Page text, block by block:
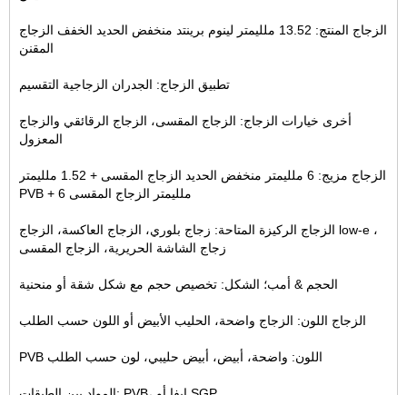
الزجاج المنتج: 13.52 ملليمتر لينوم برينتد منخفض الحديد الخفف الزجاج
المقنن
أخرى خيارات الزجاج: الزجاج المقسى، الزجاج الرقائقي والزجاج
الزجاج مزيج: 6 ملليمتر منخفض الحديد الزجاج المقسى + 1.52 ملليمتر
PVB + 6 ملليمتر الزجاج المقسى
الزجاج الركيزة المتاحة: زجاج بلوري، الزجاج العاكسة، الزجاج low-e ،
زجاج الشاشة الحريرية، الزجاج المقسى